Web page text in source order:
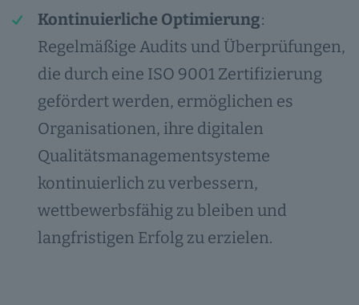
Kontinuierliche Optimierung:
Regelmäßige Audits und Überprüfungen,
die durch eine ISO 9001 Zertifizierung
gefördert werden, ermöglichen es
Organisationen, ihre digitalen
Qualitätsmanagementsysteme
kontinuierlich zu verbessern,
wettbewerbsfähig zu bleiben und
langfristigen Erfolg zu erzielen.